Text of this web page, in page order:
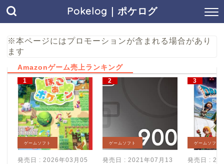
Pokelog｜ポケログ
※本ページにはプロモーションが含まれる場合があり
ます
Amazonゲーム売上ランキング
ゲームソフト
発売日 : 2026年03月05
ゲームソフト
発売日 : 2021年07月13
ゲームソフト
発売日 :